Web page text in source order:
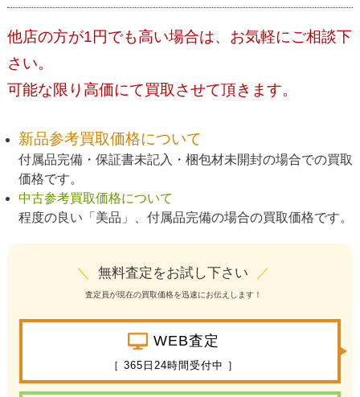
他店の方が1円でも高い場合は、お気軽にご相談下
さい。
可能な限り高価にて買取させて頂きます。
新品参考買取価格について
付属品完備・保証書未記入・梱包材未開封の場合での買取
価格です。
中古参考買取価格について
程度の良い「美品」、付属品完備の場合の買取価格です。
＼ 無料査定をお試し下さい ／
査定員が現在の買取価格を迅速にお伝えします！
WEB査定
［ 365日24時間受付中 ］